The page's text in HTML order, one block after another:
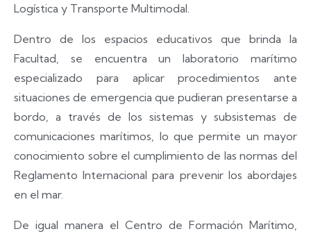
Logística y Transporte Multimodal.
Dentro de los espacios educativos que brinda la
Facultad, se encuentra un laboratorio marítimo
especializado para aplicar procedimientos ante
situaciones de emergencia que pudieran presentarse a
bordo, a través de los sistemas y subsistemas de
comunicaciones marítimos, lo que permite un mayor
conocimiento sobre el cumplimiento de las normas del
Reglamento Internacional para prevenir los abordajes
en el mar.
De igual manera el Centro de Formación Marítimo,